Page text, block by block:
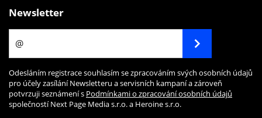
Newsletter
Odesláním registrace souhlasím se zpracováním svých osobních údajů
pro účely zasílání Newsletteru a servisních kampaní a zároveň
potvrzuji seznámení s Podmínkami o zpracování osobních údajů
společností Next Page Media s.r.o. a Heroine s.r.o.